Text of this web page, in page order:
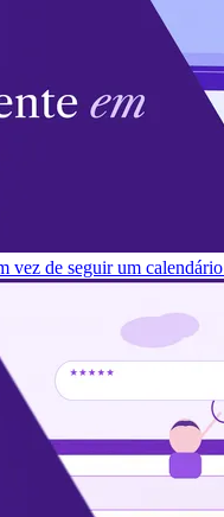
vez de seguir um